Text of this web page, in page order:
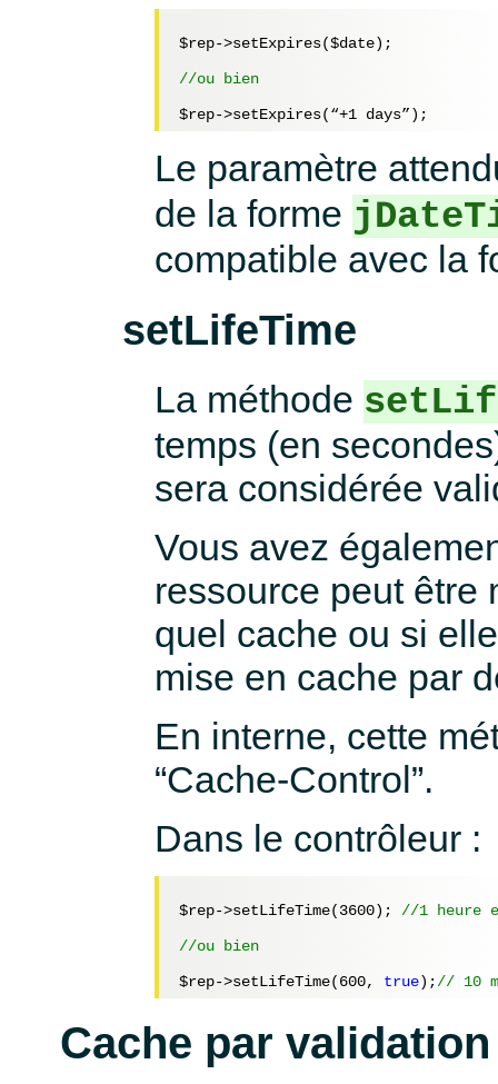
$rep->setExpires($date);
//ou bien
$rep->setExpires(“+1
Le paramètre
de la forme
compatible avec la
setLifeTime
La méthode
temps (en
sera considérée
Vous avez
ressource peut être
quel cache ou si
mise en cache par
En interne, cette
“Cache-Control”.
Dans le contrôleur :
$rep->setLifeTime(3600); //1 heure
//ou bien
$rep->setLifeTime(600, true);// 10
Cache par validation